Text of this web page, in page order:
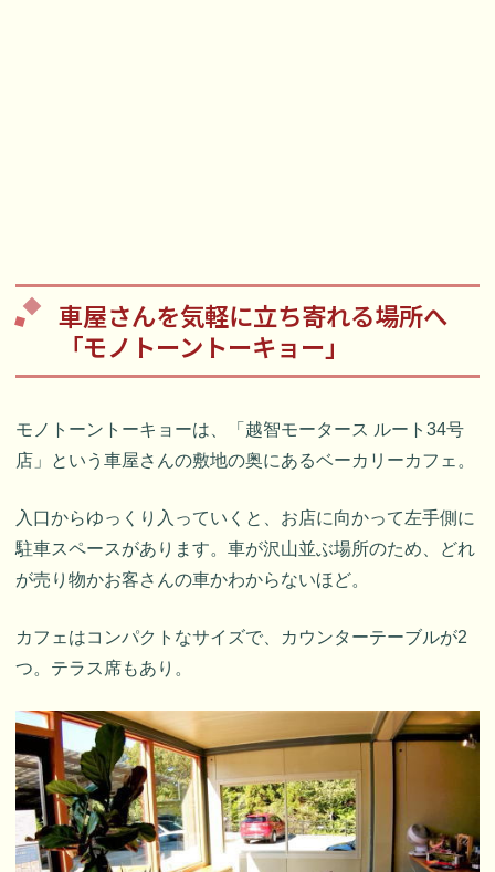
車屋さんを気軽に立ち寄れる場所へ
「モノトーントーキョー」
モノトーントーキョーは、「越智モータース ルート34号
店」という車屋さんの敷地の奥にあるベーカリーカフェ。
入口からゆっくり入っていくと、お店に向かって左手側に
駐車スペースがあります。車が沢山並ぶ場所のため、どれ
が売り物かお客さんの車かわからないほど。
カフェはコンパクトなサイズで、カウンターテーブルが2
つ。テラス席もあり。